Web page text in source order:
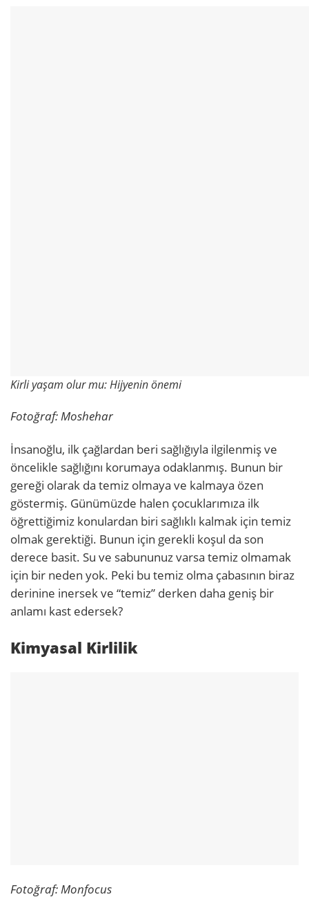
Kirli yaşam olur mu: Hijyenin önemi
Fotoğraf: Moshehar
İnsanoğlu, ilk çağlardan beri sağlığıyla ilgilenmiş ve
öncelikle sağlığını korumaya odaklanmış. Bunun bir
gereği olarak da temiz olmaya ve kalmaya özen
göstermiş. Günümüzde halen çocuklarımıza ilk
öğrettiğimiz konulardan biri sağlıklı kalmak için temiz
olmak gerektiği. Bunun için gerekli koşul da son
derece basit. Su ve sabununuz varsa temiz olmamak
için bir neden yok. Peki bu temiz olma çabasının biraz
derinine inersek ve “temiz” derken daha geniş bir
anlamı kast edersek?
Kimyasal Kirlilik
Fotoğraf: Monfocus